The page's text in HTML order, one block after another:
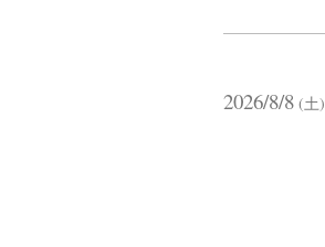
2026/8/8 (土)